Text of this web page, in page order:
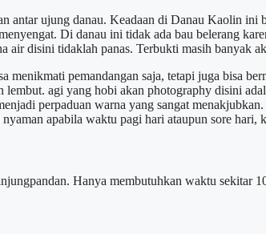
antar ujung danau. Keadaan di Danau Kaolin
Di danau ini tidak ada bau belerang
disini tidaklah panas. Terbukti masih banyak
pemandangan saja, tetapi juga bisa
agi yang hobi akan photography disini
perpaduan warna yang sangat
apabila waktu pagi hari ataupun sore hari,
Hanya membutuhkan waktu sekitar